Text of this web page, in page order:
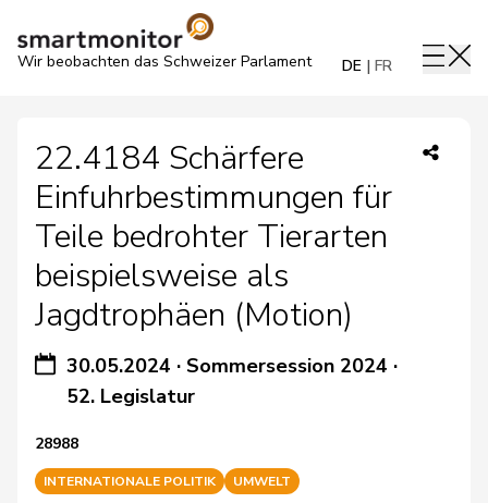
Wir beobachten das Schweizer Parlament DE FR
22.4184 Schärfere
Einfuhrbestimmungen für
Teile bedrohter Tierarten
beispielsweise als
Jagdtrophäen (Motion)
30.05.2024 ·Sommersession 2024 ·
52. Legislatur
28988
INTERNATIONALE POLITIK UMWELT